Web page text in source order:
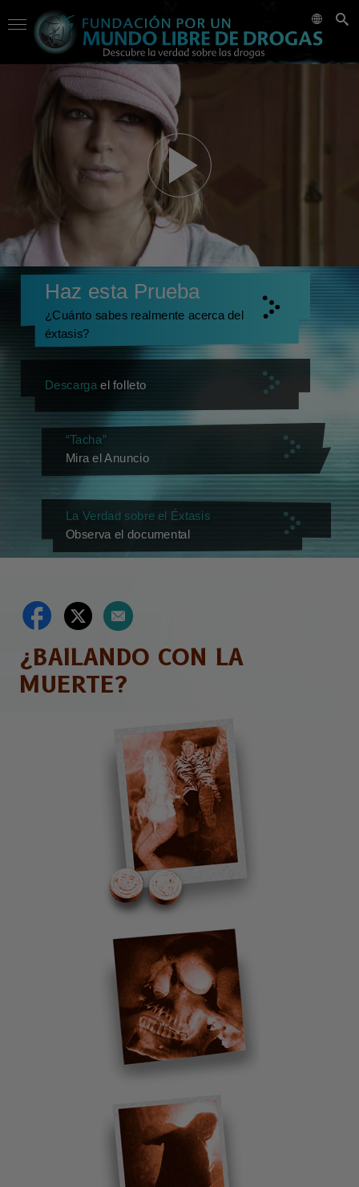
Haz esta Prueba
¿Cuánto sabes realmente acerca del
éxtasis?
Descarga el folleto
“Tacha”
Mira el Anuncio
La Verdad sobre el Éxtasis
Observa el documental
¿BAILANDO CON LA
MUERTE?